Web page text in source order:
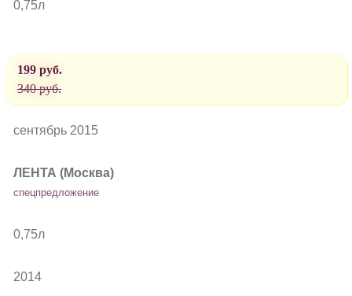
0,75л
199 руб.
340 руб.
сентябрь 2015
ЛЕНТА (Москва)
спецпредложение
0,75л
2014